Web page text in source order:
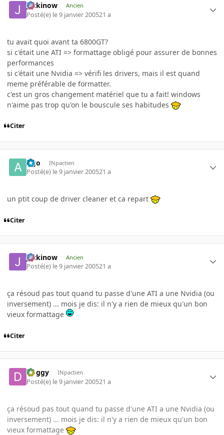
jackinow Ancien
Posté(e) le 9 janvier 200521 a
tu avait quoi avant ta 6800GT?
si c'était une ATI => formattage obligé pour assurer de bonnes
performances
si c'était une Nvidia => vérifi les drivers, mais il est quand
meme préférable de formatter.
c'est un gros changement matériel que tu a fait! windows
n'aime pas trop qu'on le bouscule ses habitudes
Citer
Ago INpactien
Posté(e) le 9 janvier 200521 a
un ptit coup de driver cleaner et ca repart
Citer
jackinow Ancien
Posté(e) le 9 janvier 200521 a
ça résoud pas tout quand tu passe d'une ATI a une Nvidia (ou
inversement) ... mois je dis: il n'y a rien de mieux qu'un bon
vieux formattage
Citer
Doggy INpactien
Posté(e) le 9 janvier 200521 a
ça résoud pas tout quand tu passe d'une ATI a une Nvidia (ou
inversement) ... mois je dis: il n'y a rien de mieux qu'un bon
vieux formattage